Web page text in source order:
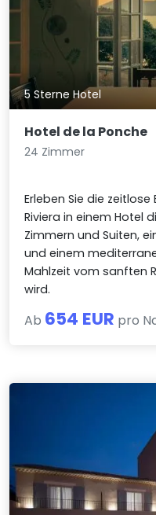
5 Sterne Hotel
Hotel de la Ponche
24 Zimmer
Erleben Sie die
Riviera in einem Hotel
Zimmern und Suiten,
und einem
Mahlzeit vom sanften
wird.
Ab 654 EUR pro